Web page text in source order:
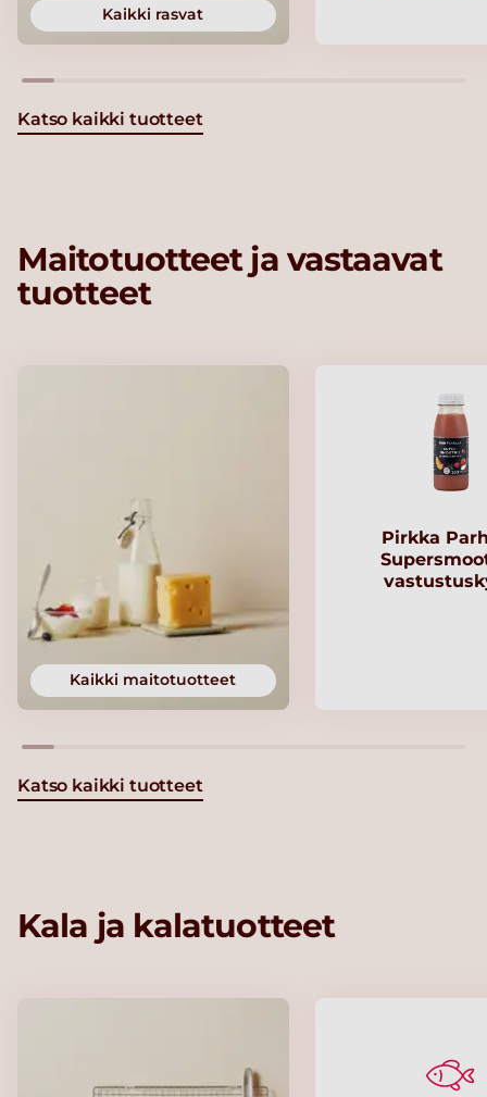
Kaikki rasvat
Katso kaikki tuotteet
Maitotuotteet ja vastaavat
tuotteet
Kaikki maitotuotteet
Pirkka
Katso kaikki tuotteet
Kala ja kalatuotteet